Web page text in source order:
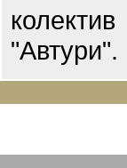
колектив
"Автури".